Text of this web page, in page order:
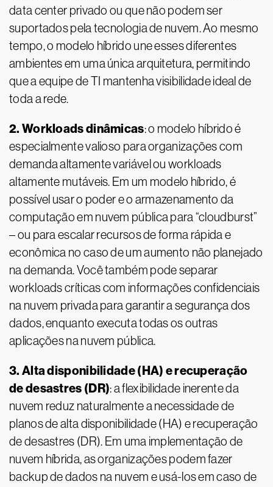
data center privado ou que não podem ser
suportados pela tecnologia de nuvem. Ao mesmo
tempo, o modelo híbrido une esses diferentes
ambientes em uma única arquitetura, permitindo
que a equipe de TI mantenha visibilidade ideal de
toda a rede.
2. Workloads dinâmicas: o modelo híbrido é
especialmente valioso para organizações com
demanda altamente variável ou workloads
altamente mutáveis. Em um modelo híbrido, é
possível usar o poder e o armazenamento da
computação em nuvem pública para “cloudburst”
– ou para escalar recursos de forma rápida e
econômica no caso de um aumento não planejado
na demanda. Você também pode separar
workloads críticas com informações confidenciais
na nuvem privada para garantir a segurança dos
dados, enquanto executa todas os outras
aplicações na nuvem pública.
3. Alta disponibilidade (HA) e recuperação
de desastres (DR): a flexibilidade inerente da
nuvem reduz naturalmente a necessidade de
planos de alta disponibilidade (HA) e recuperação
de desastres (DR). Em uma implementação de
nuvem híbrida, as organizações podem fazer
backup de dados na nuvem e usá-los em caso de